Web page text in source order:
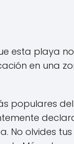
esta playa
en una
populares
No olvides